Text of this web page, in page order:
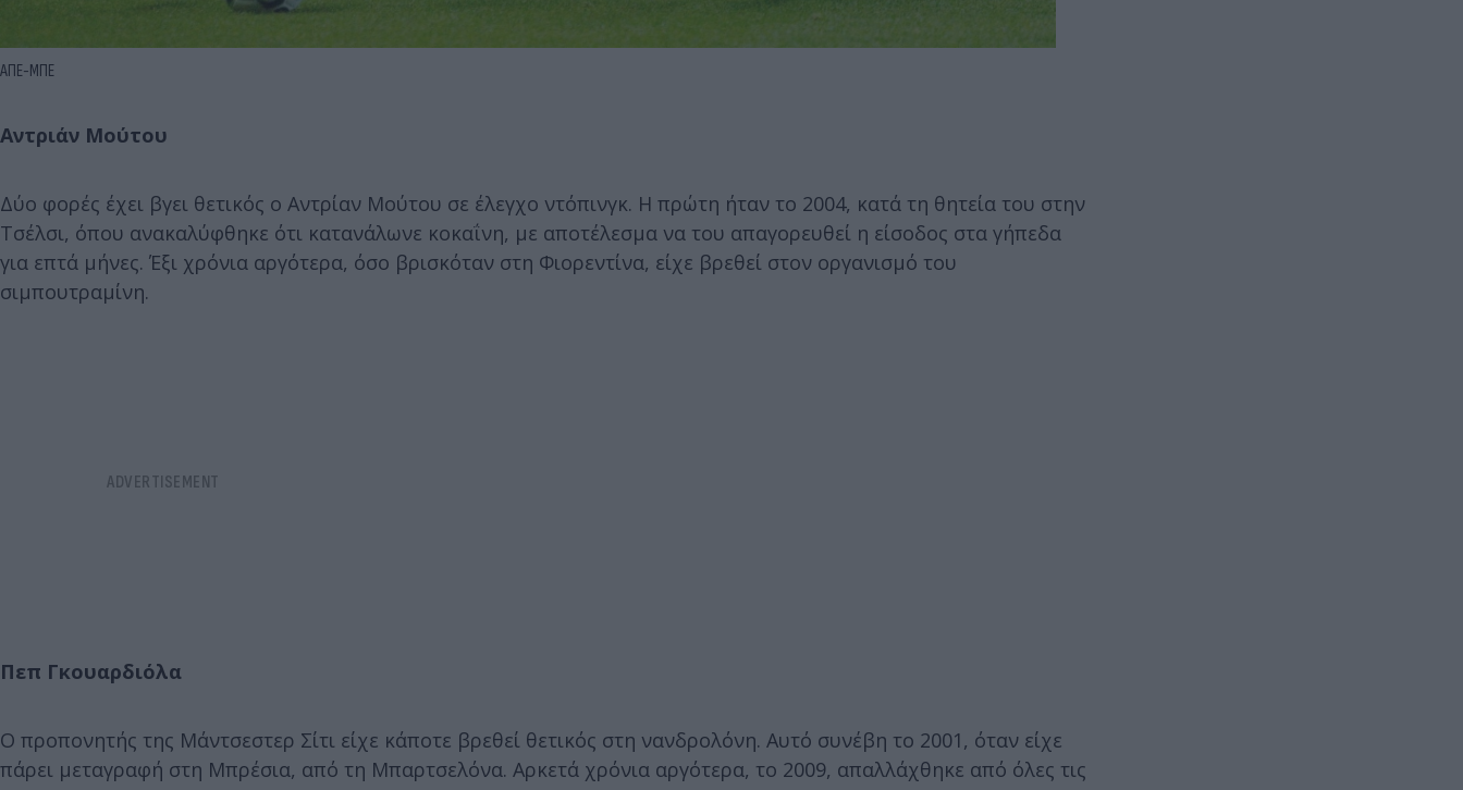
ΑΠΕ-ΜΠΕ
Αντριάν Μούτου
Δύο φορές έχει βγει θετικός ο Αντρίαν Μούτου σε έλεγχο ντόπινγκ. Η πρώτη ήταν το 2004, κατά τη θητεία του στην
Τσέλσι, όπου ανακαλύφθηκε ότι κατανάλωνε κοκαΐνη, με αποτέλεσμα να του απαγορευθεί η είσοδος στα γήπεδα
για επτά μήνες. Έξι χρόνια αργότερα, όσο βρισκόταν στη Φιορεντίνα, είχε βρεθεί στον οργανισμό του
σιμπουτραμίνη.
Πεπ Γκουαρδιόλα
Ο προπονητής της Μάντσεστερ Σίτι είχε κάποτε βρεθεί θετικός στη νανδρολόνη. Αυτό συνέβη το 2001, όταν είχε
πάρει μεταγραφή στη Μπρέσια, από τη Μπαρτσελόνα. Αρκετά χρόνια αργότερα, το 2009, απαλλάχθηκε από όλες τις